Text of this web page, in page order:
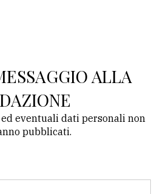
ALLA
eventuali dati personali non
pubblicati.